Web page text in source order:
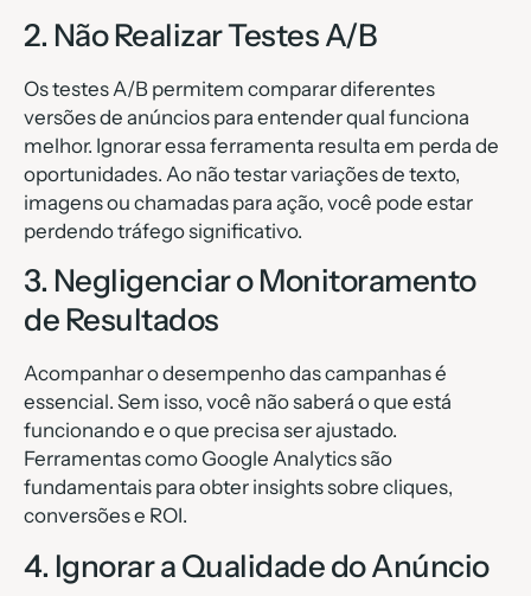
2. Não Realizar Testes A/B
Os testes A/B permitem comparar diferentes
versões de anúncios para entender qual funciona
melhor. Ignorar essa ferramenta resulta em perda de
oportunidades. Ao não testar variações de texto,
imagens ou chamadas para ação, você pode estar
perdendo tráfego significativo.
3. Negligenciar o Monitoramento
de Resultados
Acompanhar o desempenho das campanhas é
essencial. Sem isso, você não saberá o que está
funcionando e o que precisa ser ajustado.
Ferramentas como Google Analytics são
fundamentais para obter insights sobre cliques,
conversões e ROI.
4. Ignorar a Qualidade do Anúncio